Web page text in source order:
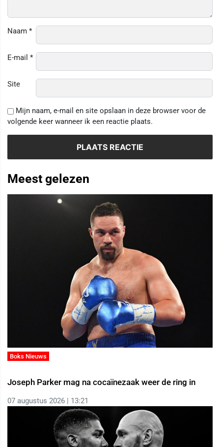
Naam *
E-mail *
Site
Mijn naam, e-mail en site opslaan in deze browser voor de
volgende keer wanneer ik een reactie plaats.
Meest gelezen
Boks Nieuws
Joseph Parker mag na cocaïnezaak weer de ring in
07 augustus 2026 | 13:21